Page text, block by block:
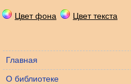
Цвет фона Цвет текста
Главная
О библиотеке